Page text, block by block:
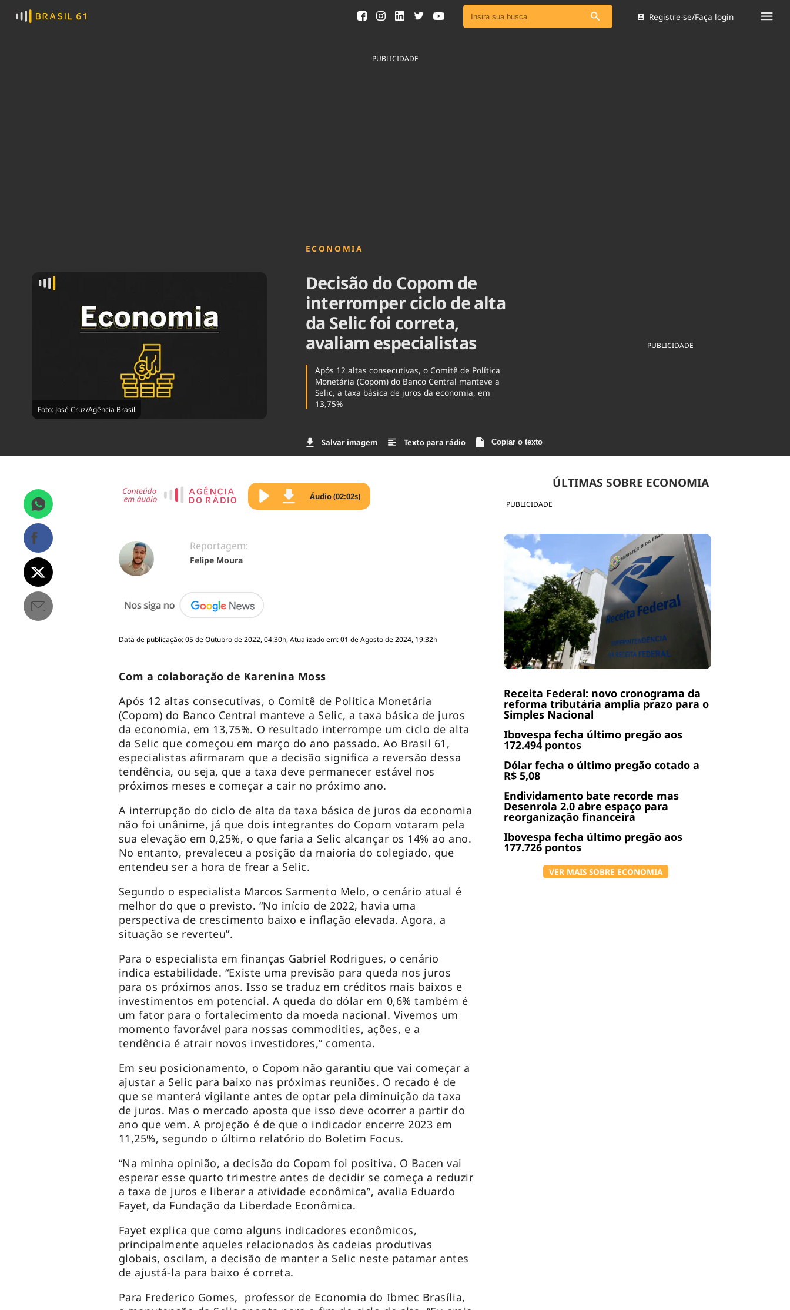
Ver todas as notícias
Brasil Mineral
Ciência & Tecnologia
Registre-se/Faça login
PUBLICIDADE
Foto: José Cruz/Agência Brasil
ECONOMIA
Decisão do Copom de
interromper ciclo de alta
da Selic foi correta,
avaliam especialistas
Após 12 altas consecutivas, o Comitê de Política
Monetária (Copom) do Banco Central manteve a
Selic, a taxa básica de juros da economia, em
13,75%
Salvar imagem Texto para rádio Copiar o texto
PUBLICIDADE
PUBLICIDADE
ÚLTIMAS SOBRE ECONOMIA
Receita Federal: novo cronograma da
reforma tributária amplia prazo para o
Simples Nacional
Ibovespa fecha último pregão aos
172.494 pontos
Dólar fecha o último pregão cotado a
R$ 5,08
Endividamento bate recorde mas
Desenrola 2.0 abre espaço para
reorganização financeira
Ibovespa fecha último pregão aos
177.726 pontos
VER MAIS SOBRE ECONOMIA
Áudio (02:02s)
Reportagem:
Felipe Moura
Data de publicação: 05 de Outubro de 2022, 04:30h, Atualizado em: 01 de Agosto de 2024, 19:32h
Com a colaboração de Karenina Moss
Após 12 altas consecutivas, o Comitê de Política Monetária
(Copom) do Banco Central manteve a Selic, a taxa básica de juros
da economia, em 13,75%. O resultado interrompe um ciclo de alta
da Selic que começou em março do ano passado. Ao Brasil 61,
especialistas afirmaram que a decisão significa a reversão dessa
tendência, ou seja, que a taxa deve permanecer estável nos
próximos meses e começar a cair no próximo ano.
A interrupção do ciclo de alta da taxa básica de juros da economia
não foi unânime, já que dois integrantes do Copom votaram pela
sua elevação em 0,25%, o que faria a Selic alcançar os 14% ao ano.
No entanto, prevaleceu a posição da maioria do colegiado, que
entendeu ser a hora de frear a Selic.
Segundo o especialista Marcos Sarmento Melo, o cenário atual é
melhor do que o previsto. “No início de 2022, havia uma
perspectiva de crescimento baixo e inflação elevada. Agora, a
situação se reverteu”.
Para o especialista em finanças Gabriel Rodrigues, o cenário
indica estabilidade. “Existe uma previsão para queda nos juros
para os próximos anos. Isso se traduz em créditos mais baixos e
investimentos em potencial. A queda do dólar em 0,6% também é
um fator para o fortalecimento da moeda nacional. Vivemos um
momento favorável para nossas commodities, ações, e a
tendência é atrair novos investidores,” comenta.
Em seu posicionamento, o Copom não garantiu que vai começar a
ajustar a Selic para baixo nas próximas reuniões. O recado é de
que se manterá vigilante antes de optar pela diminuição da taxa
de juros. Mas o mercado aposta que isso deve ocorrer a partir do
ano que vem. A projeção é de que o indicador encerre 2023 em
11,25%, segundo o último relatório do Boletim Focus.
“Na minha opinião, a decisão do Copom foi positiva. O Bacen vai
esperar esse quarto trimestre antes de decidir se começa a reduzir
a taxa de juros e liberar a atividade econômica”, avalia Eduardo
Fayet, da Fundação da Liberdade Econômica.
Fayet explica que como alguns indicadores econômicos,
principalmente aqueles relacionados às cadeias produtivas
globais, oscilam, a decisão de manter a Selic neste patamar antes
de ajustá-la para baixo é correta.
Para Frederico Gomes, professor de Economia do Ibmec Brasília,